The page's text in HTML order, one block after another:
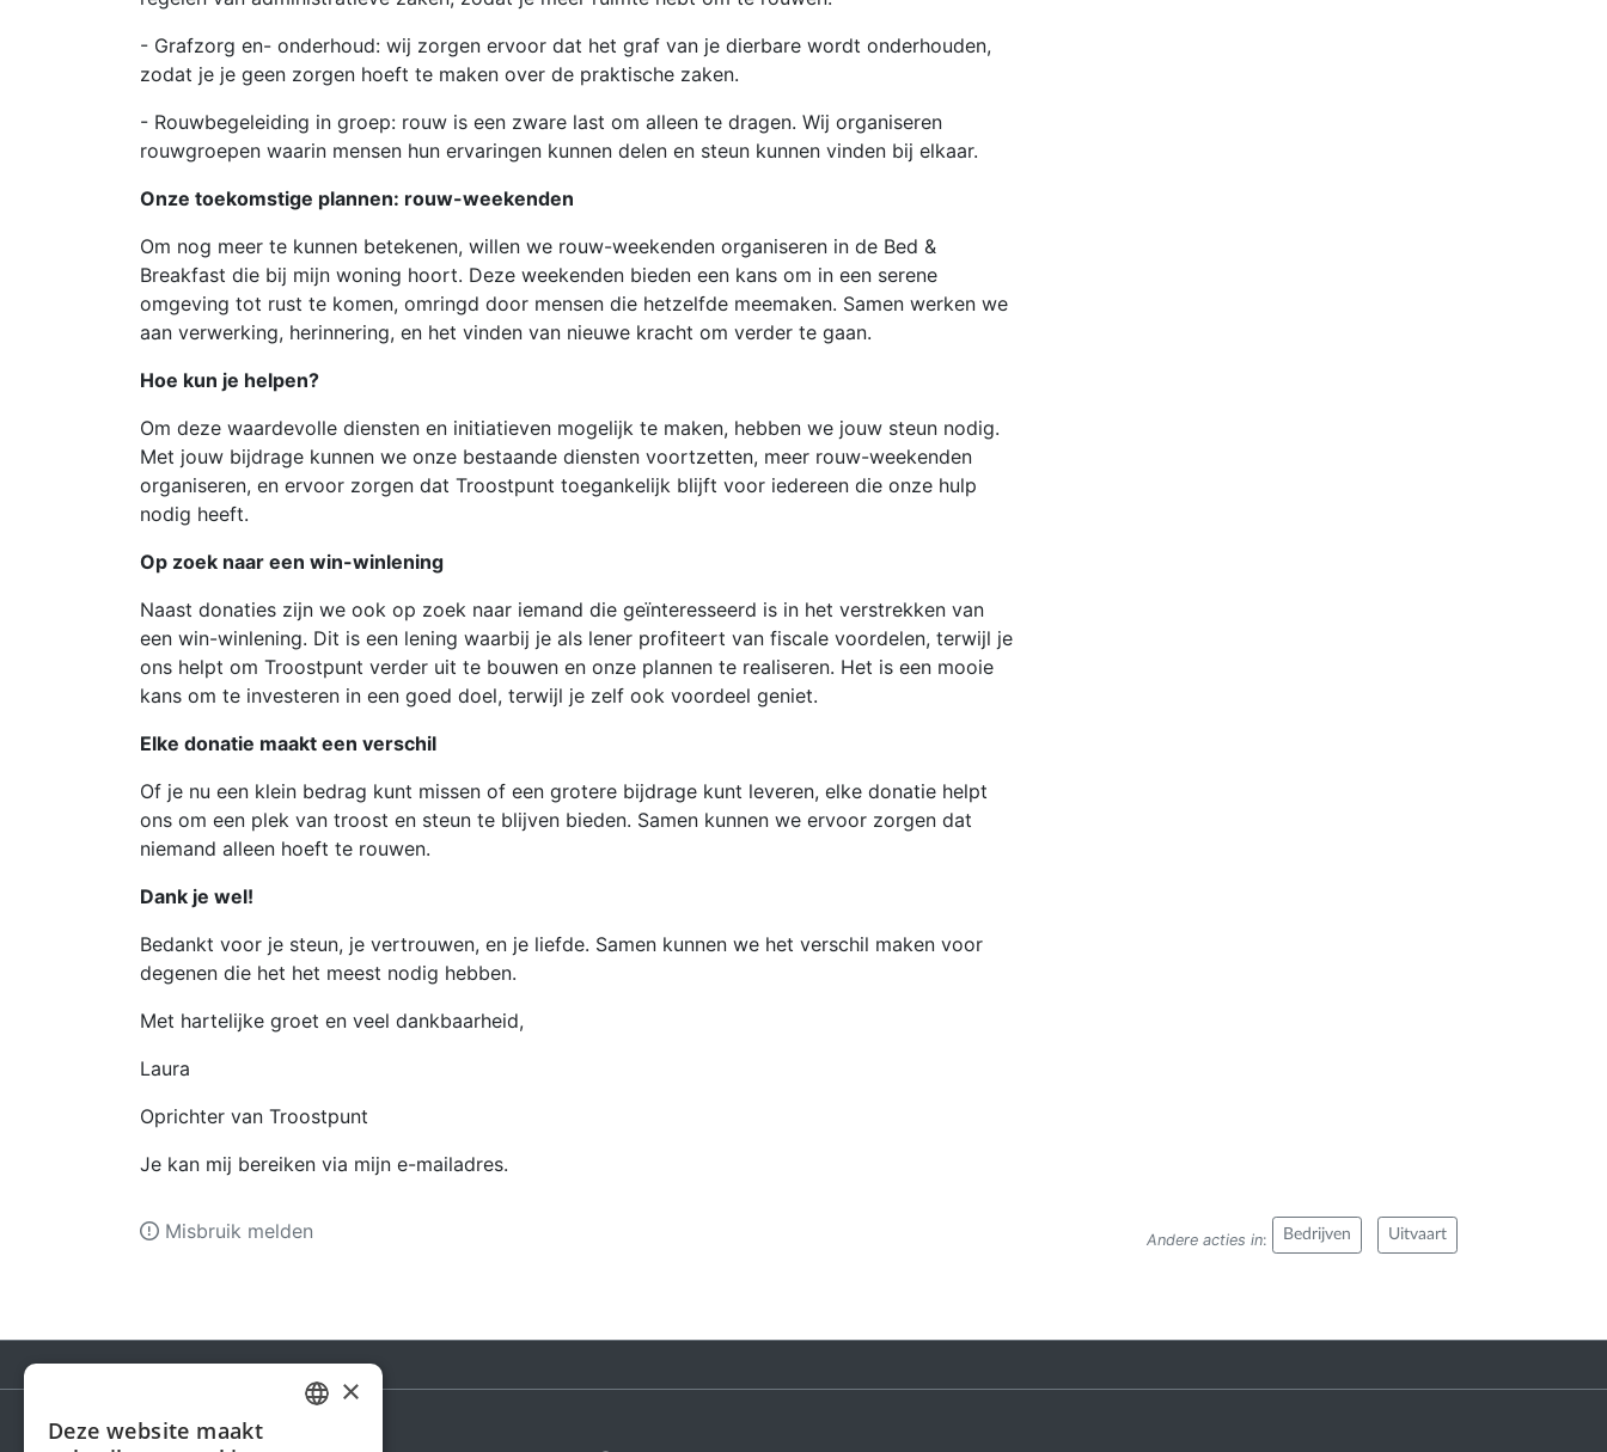
- Grafzorg en- onderhoud: wij zorgen ervoor dat het graf van je dierbare wordt onderhouden,
zodat je je geen zorgen hoeft te maken over de praktische zaken.
- Rouwbegeleiding in groep: rouw is een zware last om alleen te dragen. Wij organiseren
rouwgroepen waarin mensen hun ervaringen kunnen delen en steun kunnen vinden bij elkaar.
Onze toekomstige plannen: rouw-weekenden
Om nog meer te kunnen betekenen, willen we rouw-weekenden organiseren in de Bed &
Breakfast die bij mijn woning hoort. Deze weekenden bieden een kans om in een serene
omgeving tot rust te komen, omringd door mensen die hetzelfde meemaken. Samen werken we
aan verwerking, herinnering, en het vinden van nieuwe kracht om verder te gaan.
Hoe kun je helpen?
Om deze waardevolle diensten en initiatieven mogelijk te maken, hebben we jouw steun nodig.
Met jouw bijdrage kunnen we onze bestaande diensten voortzetten, meer rouw-weekenden
organiseren, en ervoor zorgen dat Troostpunt toegankelijk blijft voor iedereen die onze hulp
nodig heeft.
Op zoek naar een win-winlening
Naast donaties zijn we ook op zoek naar iemand die geïnteresseerd is in het verstrekken van
een win-winlening. Dit is een lening waarbij je als lener profiteert van fiscale voordelen, terwijl je
ons helpt om Troostpunt verder uit te bouwen en onze plannen te realiseren. Het is een mooie
kans om te investeren in een goed doel, terwijl je zelf ook voordeel geniet.
Elke donatie maakt een verschil
Of je nu een klein bedrag kunt missen of een grotere bijdrage kunt leveren, elke donatie helpt
ons om een plek van troost en steun te blijven bieden. Samen kunnen we ervoor zorgen dat
niemand alleen hoeft te rouwen.
Dank je wel!
Bedankt voor je steun, je vertrouwen, en je liefde. Samen kunnen we het verschil maken voor
degenen die het het meest nodig hebben.
Met hartelijke groet en veel dankbaarheid,
Laura
Oprichter van Troostpunt
Je kan mij bereiken via mijn e-mailadres.
Andere acties in: Bedrijven Uitvaart
Misbruik melden
×
Deze website maakt